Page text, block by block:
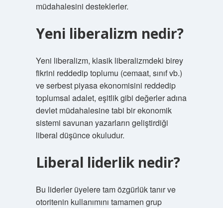
müdahalesini desteklerler.
Yeni liberalizm nedir?
Yeni liberalizm, klasik liberalizmdeki birey
fikrini reddedip toplumu (cemaat, sınıf vb.)
ve serbest piyasa ekonomisini reddedip
toplumsal adalet, eşitlik gibi değerler adına
devlet müdahalesine tabi bir ekonomik
sistemi savunan yazarların geliştirdiği
liberal düşünce okuludur.
Liberal liderlik nedir?
Bu liderler üyelere tam özgürlük tanır ve
otoritenin kullanımını tamamen grup